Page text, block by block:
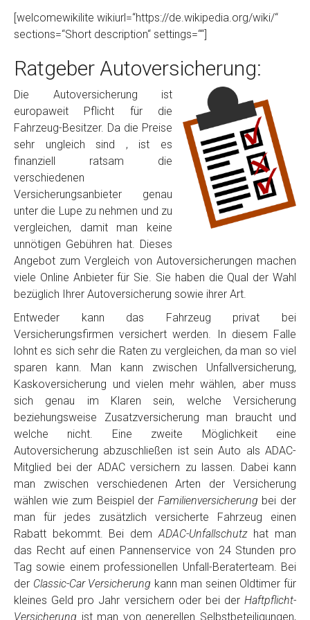
[welcomewikilite wikiurl=“https://de.wikipedia.org/wiki/“
sections=“Short description“ settings=““]
Ratgeber Autoversicherung:
Die Autoversicherung ist
europaweit Pflicht für die
Fahrzeug-Besitzer. Da die Preise
sehr ungleich sind , ist es
finanziell ratsam die
verschiedenen
Versicherungsanbieter genau
unter die Lupe zu nehmen und zu
vergleichen, damit man keine
unnötigen Gebühren hat. Dieses
Angebot zum Vergleich von Autoversicherungen machen
viele Online Anbieter für Sie. Sie haben die Qual der Wahl
bezüglich Ihrer Autoversicherung sowie ihrer Art.
Entweder kann das Fahrzeug privat bei
Versicherungsfirmen versichert werden. In diesem Falle
lohnt es sich sehr die Raten zu vergleichen, da man so viel
sparen kann. Man kann zwischen Unfallversicherung,
Kaskoversicherung und vielen mehr wählen, aber muss
sich genau im Klaren sein, welche Versicherung
beziehungsweise Zusatzversicherung man braucht und
welche nicht. Eine zweite Möglichkeit eine
Autoversicherung abzuschließen ist sein Auto als ADAC-
Mitglied bei der ADAC versichern zu lassen. Dabei kann
man zwischen verschiedenen Arten der Versicherung
wählen wie zum Beispiel der Familienversicherung bei der
man für jedes zusätzlich versicherte Fahrzeug einen
Rabatt bekommt. Bei demADAC-Unfallschutzhat man
das Recht auf einen Pannenservice von 24 Stunden pro
Tag sowie einem professionellen Unfall-Beraterteam. Bei
der Classic-Car Versicherung kann man seinen Oldtimer für
kleines Geld pro Jahr versichern oder bei der Haftpflicht-
Versicherung ist man von generellen Selbstbeteiligungen,